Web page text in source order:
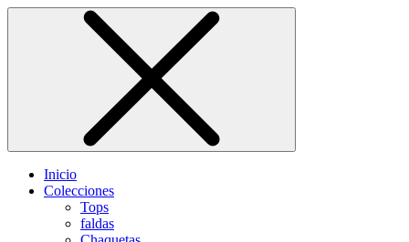
Inicio
Colecciones
Tops
faldas